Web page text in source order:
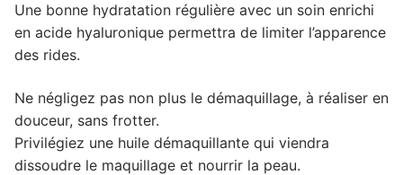
Une bonne hydratation régulière avec un soin enrichi
en acide hyaluronique permettra de limiter l’apparence
des rides.
Ne négligez pas non plus le démaquillage, à réaliser en
douceur, sans frotter.
Privilégiez une huile démaquillante qui viendra
dissoudre le maquillage et nourrir la peau.